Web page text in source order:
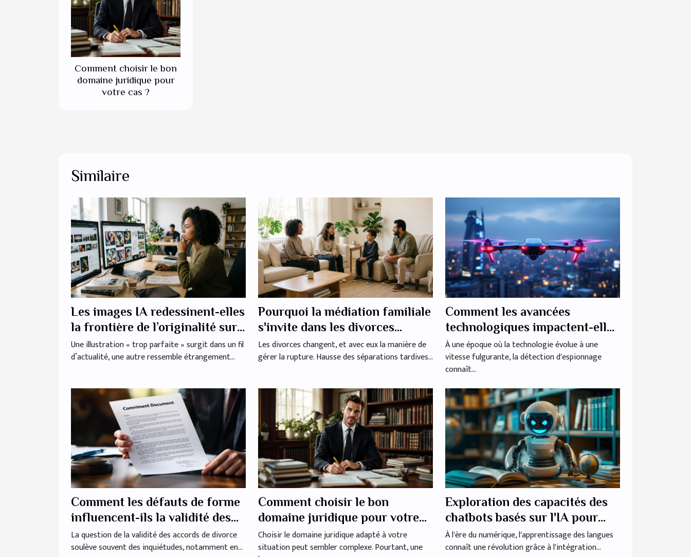
Comment choisir le bon
domaine juridique pour
votre cas ?
Similaire
Les images IA redessinent-elles
la frontière de l’originalité sur
le web ?
Une illustration « trop parfaite » surgit dans un fil
d’actualité, une autre ressemble étrangement...
Pourquoi la médiation familiale
s'invite dans les divorces
modernes
Les divorces changent, et avec eux la manière de
gérer la rupture. Hausse des séparations tardives...
Comment les avancées
technologiques impactent-elles
la détection d'espionnage ?
À une époque où la technologie évolue à une
vitesse fulgurante, la détection d'espionnage
connaît...
Comment les défauts de forme
influencent-ils la validité des
accords de divorce ?
La question de la validité des accords de divorce
soulève souvent des inquiétudes, notamment en...
Comment choisir le bon
domaine juridique pour votre
cas ?
Choisir le domaine juridique adapté à votre
situation peut sembler complexe. Pourtant, une
Exploration des capacités des
chatbots basés sur l'IA pour
l'apprentissage des langues
À l'ère du numérique, l'apprentissage des langues
connaît une révolution grâce à l'intégration...